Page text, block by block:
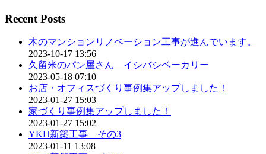
Recent Posts
木のマンションリノベーション工事が進んでいます。
2023-10-17 13:56
久留米のパン屋さん イシバシベーカリー
2023-05-18 07:10
お店・オフィスづくり事例集アップしました！
2023-01-27 15:03
家づくり事例集アップしました！
2023-01-27 15:02
YKH新築工事 その3
2023-01-11 13:08